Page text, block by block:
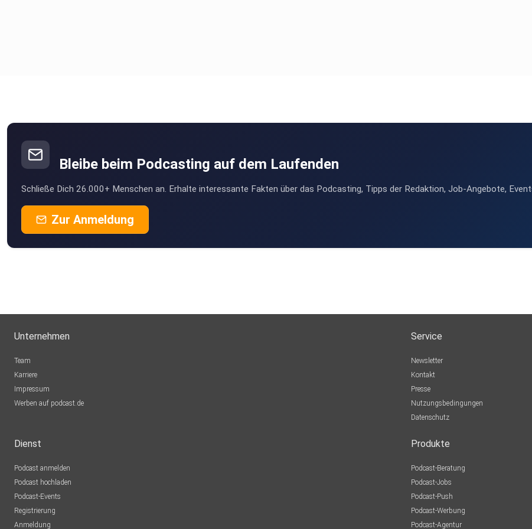
Bleibe beim Podcasting auf dem Laufenden
Schließe Dich 26.000+ Menschen an. Erhalte interessante Fakten über das Podcasting, Tipps der Redaktion, Job-Angebote,
Zur Anmeldung
Unternehmen
Team
Karriere
Impressum
Werben auf podcast.de
Service
Newsletter
Kontakt
Presse
Nutzungsbedingungen
Datenschutz
Dienst
Podcast anmelden
Podcast hochladen
Podcast-Events
Registrierung
Anmeldung
Produkte
Podcast-Beratung
Podcast-Jobs
Podcast-Push
Podcast-Werbung
Podcast-Agentur